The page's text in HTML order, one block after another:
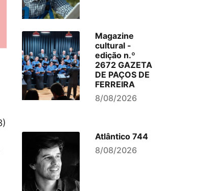
Magazine
cultural -
edição n.º
2672 GAZETA
DE PAÇOS DE
FERREIRA
8/08/2026
Atlântico 744
8/08/2026